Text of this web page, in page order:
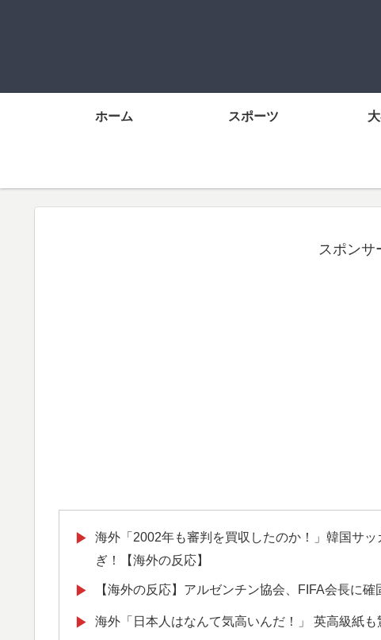
ホーム スポーツ
スポンサ
▶
海外「2002年も審判を買収したのか！」韓国サ
ぎ！【海外の反応】
▶ 【海外の反応】アルゼンチン協会、FIFA会長に
▶ 海外「日本人はなんて気高いんだ！」 英高級紙